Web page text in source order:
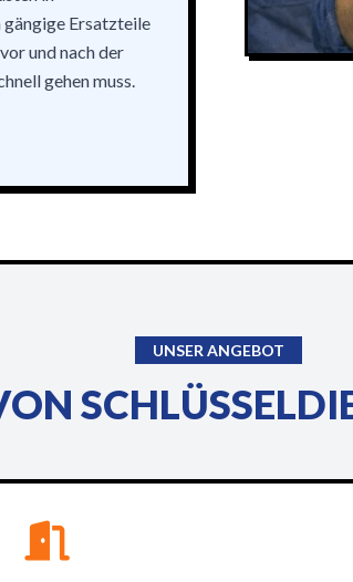
Ersatzteile
und nach der
gehen muss.
UNSER ANGEBOT